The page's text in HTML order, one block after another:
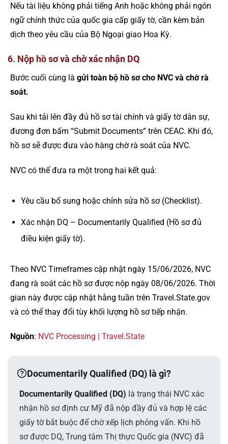
Nếu tài liệu không phải tiếng Anh hoặc không phải ngôn
ngữ chính thức của quốc gia cấp giấy tờ, cần kèm bản
dịch theo yêu cầu của Bộ Ngoại giao Hoa Kỳ.
6. Nộp hồ sơ và chờ xác nhận DQ
Bước cuối cùng là gửi toàn bộ hồ sơ cho NVC và chờ rà
soát.
Sau khi tải lên đầy đủ hồ sơ tài chính và giấy tờ dân sự,
đương đơn bấm “Submit Documents” trên CEAC. Khi đó,
hồ sơ sẽ được đưa vào hàng chờ rà soát của NVC.
NVC có thể đưa ra một trong hai kết quả:
Yêu cầu bổ sung hoặc chỉnh sửa hồ sơ (Checklist).
Xác nhận DQ – Documentarily Qualified (Hồ sơ đủ
điều kiện giấy tờ).
Theo NVC Timeframes cập nhật ngày 15/06/2026, NVC
đang rà soát các hồ sơ được nộp ngày 08/06/2026. Thời
gian này được cập nhật hằng tuần trên Travel.State.gov
và có thể thay đổi tùy khối lượng hồ sơ tiếp nhận.
Nguồn: NVC Processing | Travel.State
Documentarily Qualified (DQ) là gì?
Documentarily Qualified (DQ) là trạng thái NVC xác
nhận hồ sơ định cư Mỹ đã nộp đầy đủ và hợp lệ các
giấy tờ bắt buộc để chờ xếp lịch phỏng vấn. Khi hồ
sơ được DQ, Trung tâm Thị thực Quốc gia (NVC) đã